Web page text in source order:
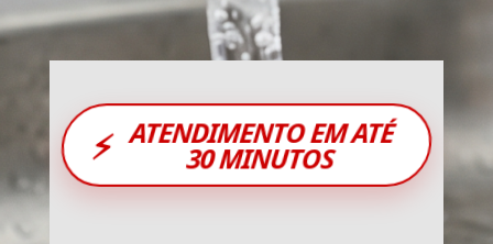
⚡ ATENDIMENTO EM ATÉ
30 MINUTOS